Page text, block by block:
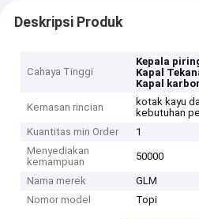
Deskripsi Produk
Cahaya Tinggi
Kepala
Kapal
Kapal
Kemasan rincian
kotak kayu
kebutuhan
Kuantitas min Order
1
Menyediakan
kemampuan
50000
Nama merek
GLM
Nomor model
Topi